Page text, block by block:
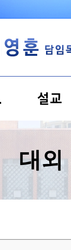
설교
대외